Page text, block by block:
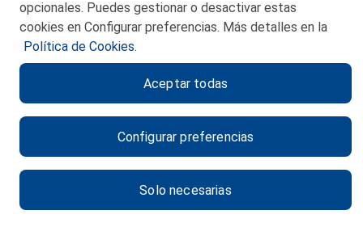
CONTACTO
POLITICA DE PRIVACIDAD
AVISO LEGAL
POLITICA DE COOKIES
opcionales. Puedes gestionar o desactivar estas
cookies en Configurar preferencias. Más detalles en la
Política de Cookies.
Configurar preferencias
Solo necesarias
Aceptar todas